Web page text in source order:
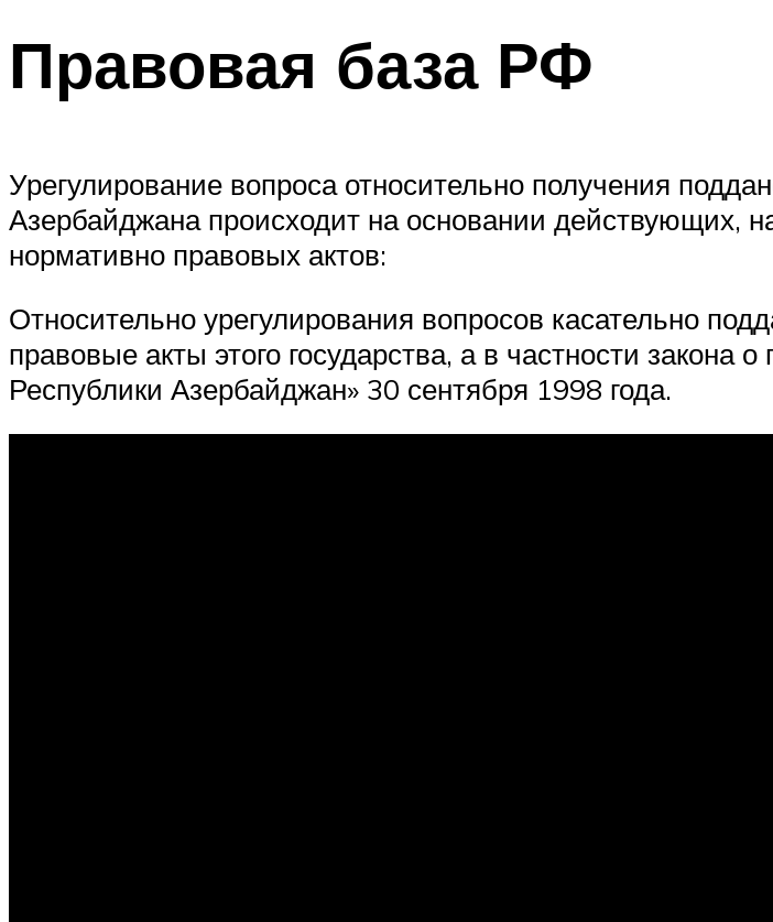
Правовая база РФ
Урегулирование вопроса относительно получения
Азербайджана происходит на основании действующих,
нормативно правовых актов:
Относительно урегулирования вопросов касательно
правовые акты этого государства, а в частности закона
Республики Азербайджан» 30 сентября 1998 года.